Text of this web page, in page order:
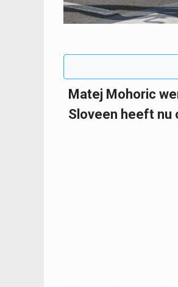
Matej Mohoric
Sloveen heeft nu